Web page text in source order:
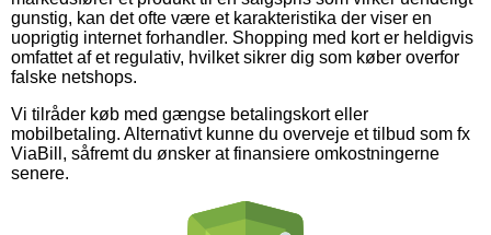
gunstig, kan det ofte være et karakteristika der viser en
uoprigtig internet forhandler. Shopping med kort er heldigvis
omfattet af et regulativ, hvilket sikrer dig som køber overfor
falske netshops.
Vi tilråder køb med gængse betalingskort eller
mobilbetaling. Alternativt kunne du overveje et tilbud som fx
ViaBill, såfremt du ønsker at finansiere omkostningerne
senere.